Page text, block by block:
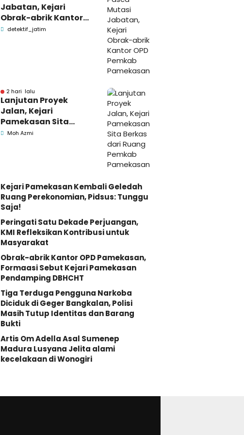
Jabatan, Kejari
Obrak-abrik Kantor
OPD Pemkab
detektif_jatim
2 hari lalu
Lanjutan Proyek
Jalan, Kejari
Pamekasan Sita
Berkas dari Ruang
Moh Azmi
Kejari Pamekasan Kembali Geledah
Ruang Perekonomian, Pidsus: Tunggu
Saja!
Peringati Satu Dekade Perjuangan,
KMI Refleksikan Kontribusi untuk
Masyarakat
Obrak-abrik Kantor OPD Pamekasan,
Formaasi Sebut Kejari Pamekasan
Pendamping DBHCHT
Tiga Terduga Pengguna Narkoba
Diciduk di Geger Bangkalan, Polisi
Masih Tutup Identitas dan Barang
Bukti
Artis Om Adella Asal Sumenep
Madura Lusyana Jelita alami
kecelakaan di Wonogiri